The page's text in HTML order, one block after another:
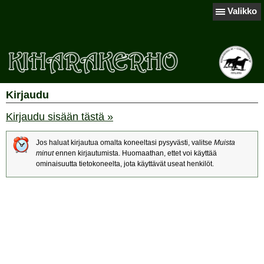
Valikko
Kirjaudu
Kirjaudu sisään tästä »
Jos haluat kirjautua omalta koneeltasi pysyvästi, valitse Muista
minutennen kirjautumista. Huomaathan, ettet voi käyttää
ominaisuutta tietokoneelta, jota käyttävät useat henkilöt.